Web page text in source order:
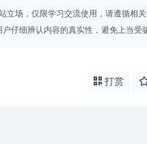
立场，仅限学习交流使用，请遵循相
仔细辨认内容的真实性，避免上当受
打赏